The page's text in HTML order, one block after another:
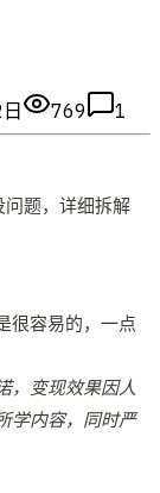
769 1
很容易的，一点
，变现效果因人
学内容，同时严